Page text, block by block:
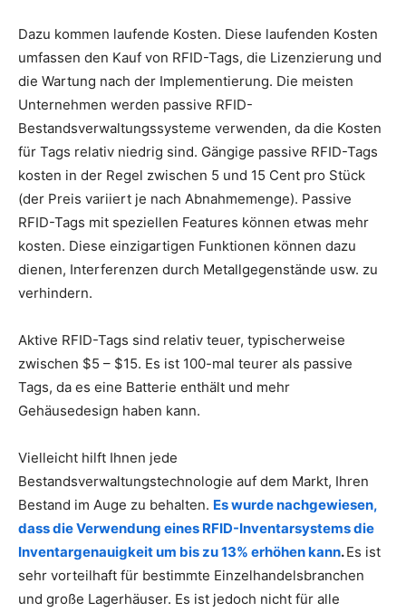
Dazu kommen laufende Kosten. Diese laufenden Kosten
umfassen den Kauf von RFID-Tags, die Lizenzierung und
die Wartung nach der Implementierung. Die meisten
Unternehmen werden passive RFID-
Bestandsverwaltungssysteme verwenden, da die Kosten
für Tags relativ niedrig sind. Gängige passive RFID-Tags
kosten in der Regel zwischen 5 und 15 Cent pro Stück
(der Preis variiert je nach Abnahmemenge). Passive
RFID-Tags mit speziellen Features können etwas mehr
kosten. Diese einzigartigen Funktionen können dazu
dienen, Interferenzen durch Metallgegenstände usw. zu
verhindern.
Aktive RFID-Tags sind relativ teuer, typischerweise
zwischen $5 – $15. Es ist 100-mal teurer als passive
Tags, da es eine Batterie enthält und mehr
Gehäusedesign haben kann.
Vielleicht hilft Ihnen jede
Bestandsverwaltungstechnologie auf dem Markt, Ihren
Bestand im Auge zu behalten. Es wurde nachgewiesen,
dass die Verwendung eines RFID-Inventarsystems die
Inventargenauigkeit um bis zu 13% erhöhen kann.Es ist
sehr vorteilhaft für bestimmte Einzelhandelsbranchen
und große Lagerhäuser. Es ist jedoch nicht für alle